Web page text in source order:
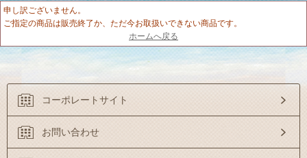
申し訳ございません。
ご指定の商品は販売終了か、ただ今お取扱いできない商品です。
ホームへ戻る
コーポレートサイト
お問い合わせ